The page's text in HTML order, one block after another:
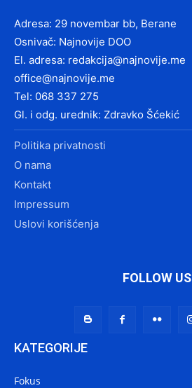
Adresa: 29 novembar bb, Berane
Osnivač: Najnovije DOO
El. adresa: redakcija@najnovije.me
office@najnovije.me
Tel: 068 337 275
Gl. i odg. urednik: Zdravko Šćekić
Politika privatnosti
O nama
Kontakt
Impressum
Uslovi korišćenja
FOLLOW US
KATEGORIJE
Fokus